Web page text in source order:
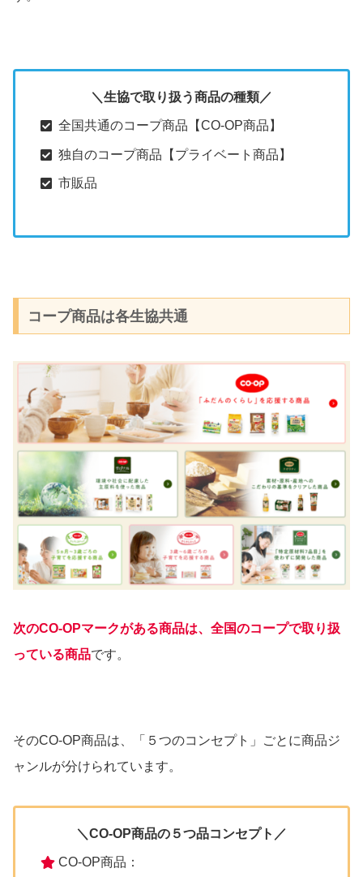
＼生協で取り扱う商品の種類／
全国共通のコープ商品【CO-OP商品】
独自のコープ商品【プライベート商品】
市販品
コープ商品は各生協共通
次のCO-OPマークがある商品は、全国のコープで取り扱
っている商品です。
そのCO-OP商品は、「５つのコンセプト」ごとに商品ジ
ャンルが分けられています。
＼CO-OP商品の５つ品コンセプト／
CO-OP商品：